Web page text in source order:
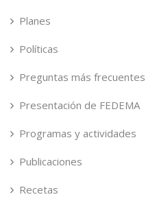
Planes
Políticas
Preguntas más frecuentes
Presentación de FEDEMA
Programas y actividades
Publicaciones
Recetas